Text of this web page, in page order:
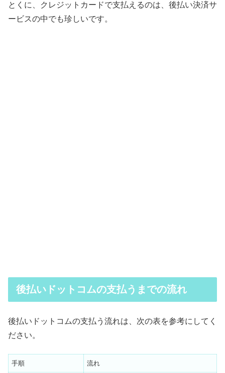
とくに、クレジットカードで支払えるのは、後払い決済サ
ービスの中でも珍しいです。
後払いドットコムの支払うまでの流れ
後払いドットコムの支払う流れは、次の表を参考にしてく
ださい。
手順 流れ